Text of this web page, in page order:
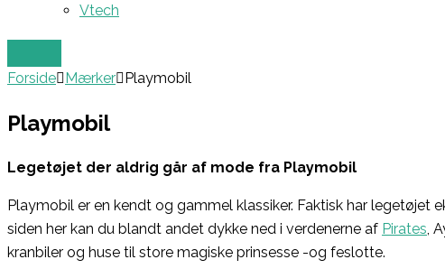
Vtech
Forside Mærker Playmobil
Playmobil
Legetøjet der aldrig går af mode fra Playmobil
Playmobil er en kendt og gammel klassiker. Faktisk har legetøjet
siden her kan du blandt andet dykke ned i verdenerne af Pirates ,
kranbiler og huse til store magiske prinsesse -og feslotte.